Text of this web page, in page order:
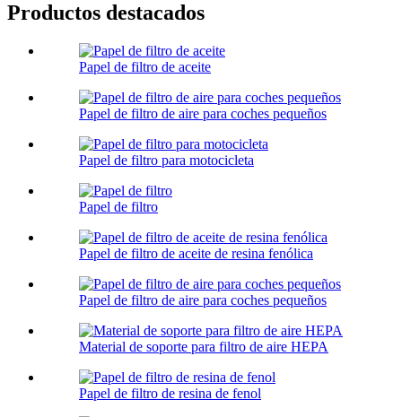
Productos destacados
Papel de filtro de aceite
Papel de filtro de aire para coches pequeños
Papel de filtro para motocicleta
Papel de filtro
Papel de filtro de aceite de resina fenólica
Papel de filtro de aire para coches pequeños
Material de soporte para filtro de aire HEPA
Papel de filtro de resina de fenol